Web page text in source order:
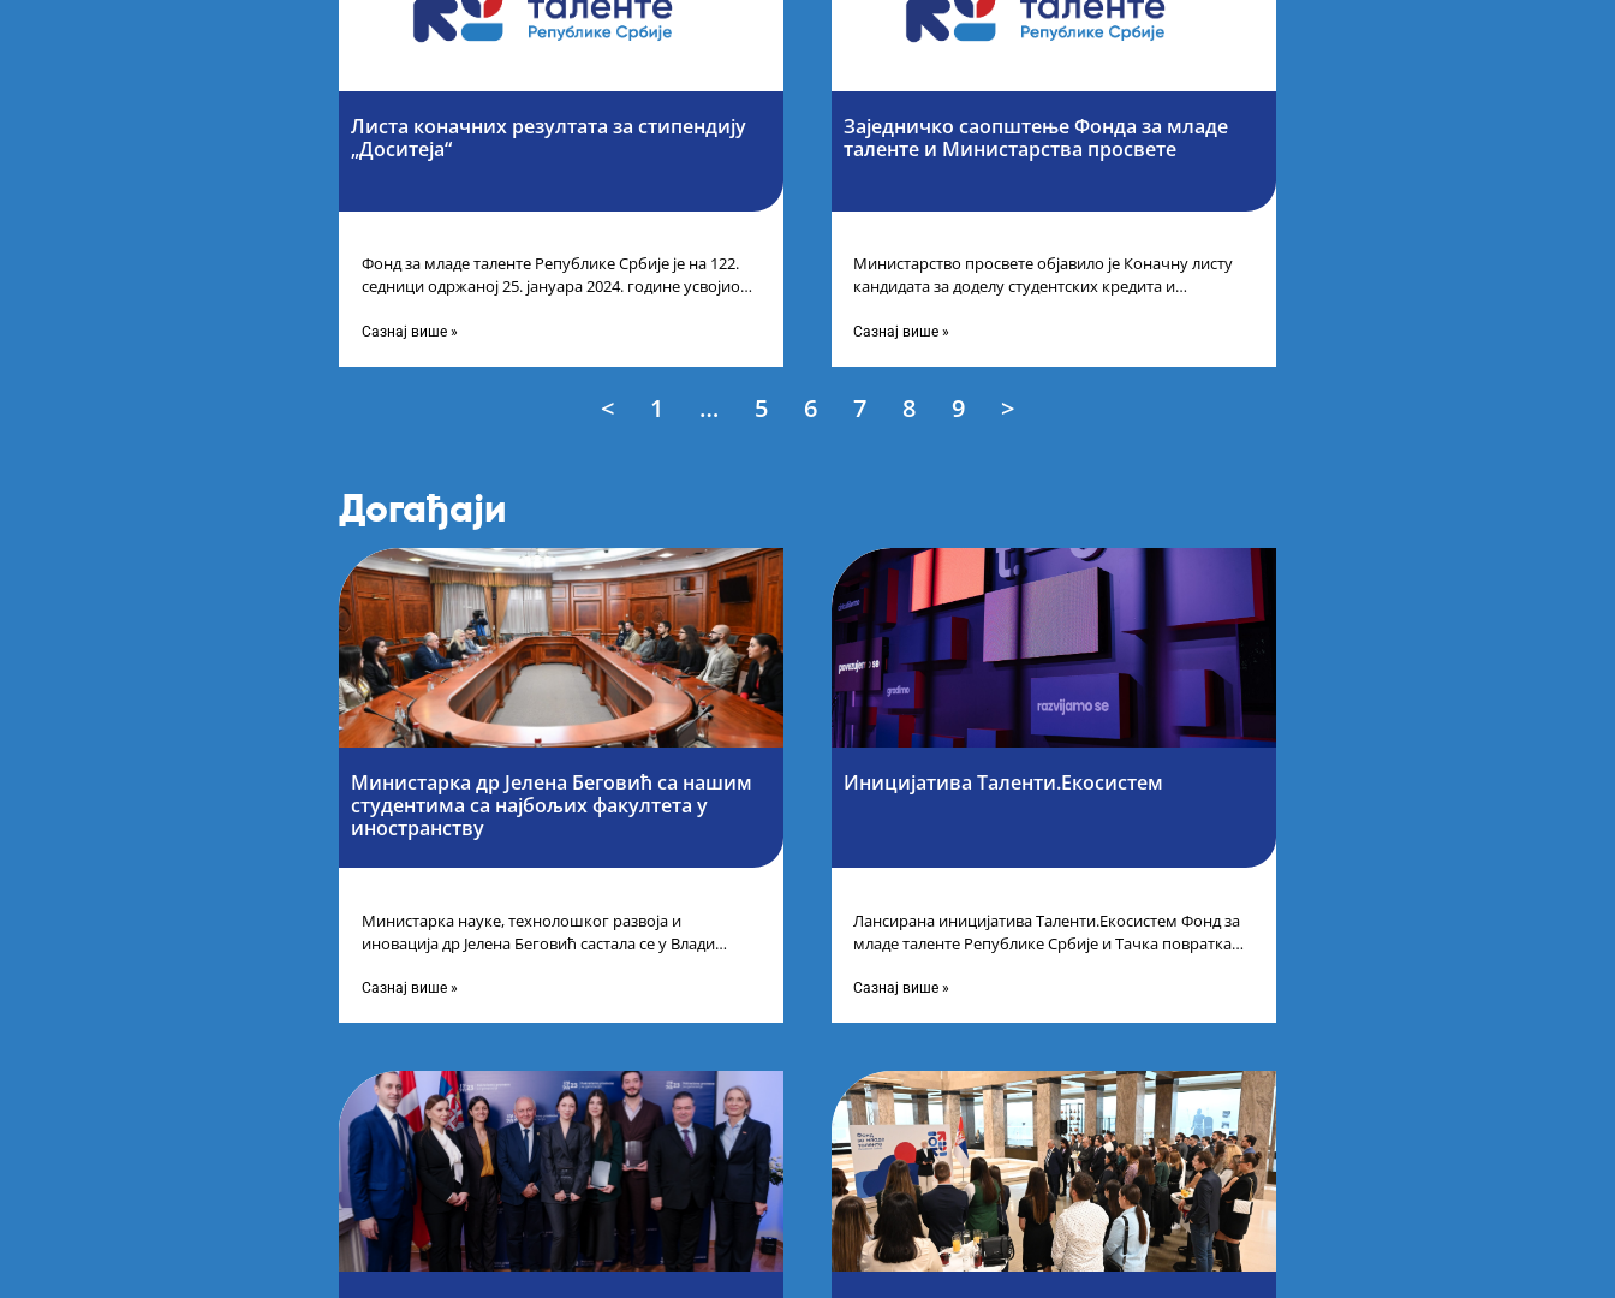
Листа коначних резултата за стипендију
„Доситеја“
Фонд за младе таленте Републике Србије је на 122.
седници одржаној 25. јануара 2024. године усвојио
Сазнај више »
Заједничко саопштење Фонда за младе
таленте и Министарства просвете
Министарство просвете објавило је Коначну листу
кандидата за доделу студентских кредита и
Сазнај више »
< 1 … 5 6 7 8 9 >
Догађаји
Министарка др Јелена Беговић са нашим
студентима са најбољих факултета у
иностранству
Министарка науке, технолошког развоја и
иновација др Јелена Беговић састала се у Влади
Сазнај више »
Иницијатива Таленти.Екосистем
Лансирана иницијатива Таленти.Екосистем Фонд за
младе таленте Републике Србије и Тачка повратка
догађају су се
Сазнај више »